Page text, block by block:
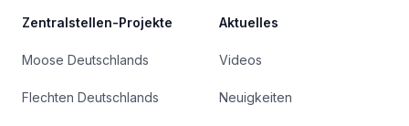
Zentralstellen-Projekte
Moose Deutschlands
Flechten Deutschlands
Aktuelles
Videos
Neuigkeiten